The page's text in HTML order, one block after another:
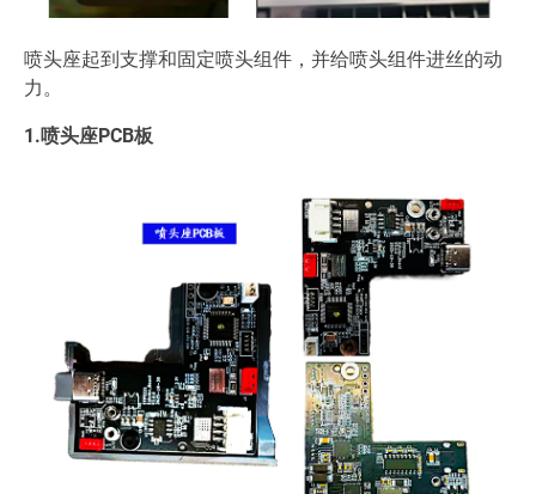
喷头座起到支撑和固定喷头组件，并给喷头组件进丝的动
力。
1.喷头座PCB板